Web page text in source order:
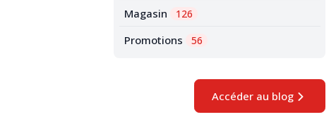
Magasin 126
Promotions 56
Accéder au blog